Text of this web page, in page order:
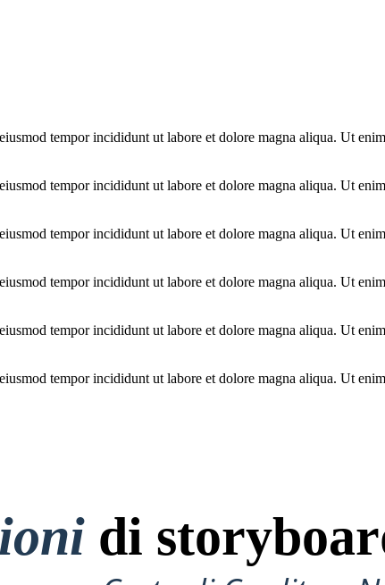
tempor incididunt ut labore et dolore magna aliqua. Ut
tempor incididunt ut labore et dolore magna aliqua. Ut
tempor incididunt ut labore et dolore magna aliqua. Ut
tempor incididunt ut labore et dolore magna aliqua. Ut
tempor incididunt ut labore et dolore magna aliqua. Ut
tempor incididunt ut labore et dolore magna aliqua. Ut
di